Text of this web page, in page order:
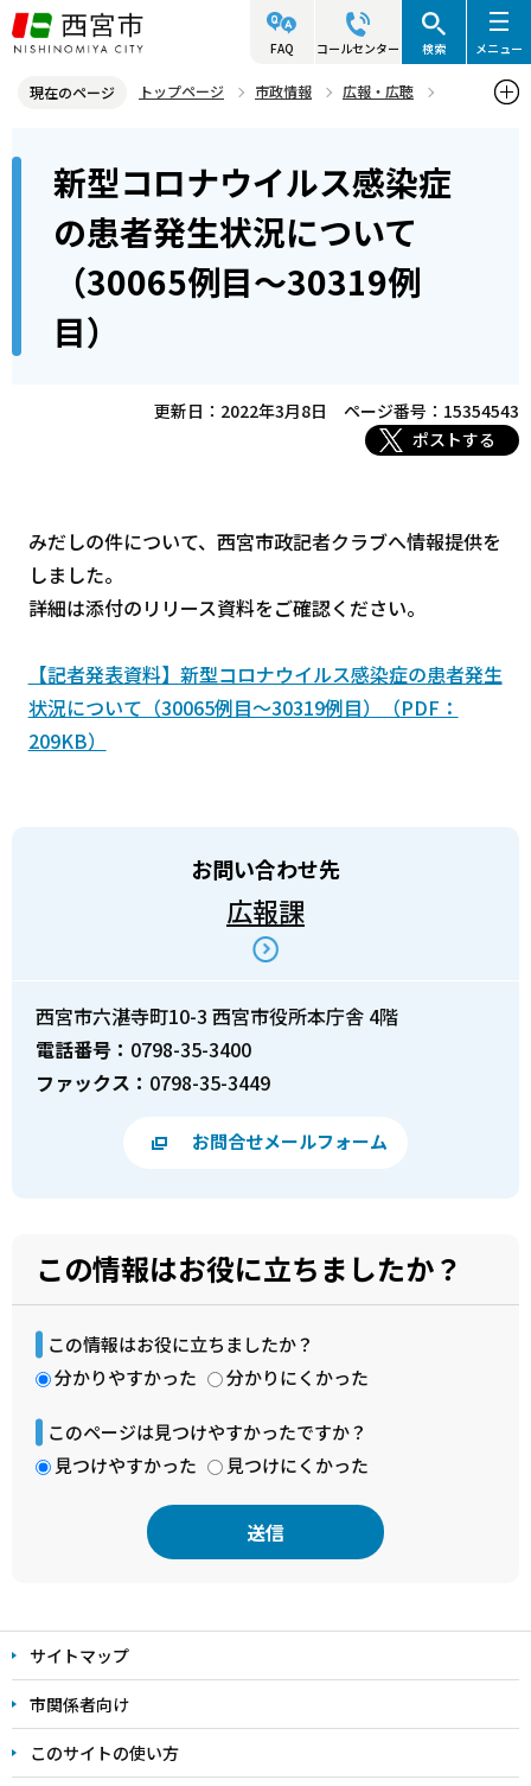
こ
の
ジ
FAQ コールセンター 検索 メニュー
現在のページ トップページ 市政情報
広報・広聴
新型コロナウイルス感染症の患者発生状況について（30065例目～3
0319例目）
新型コロナウイルス感染症
の患者発生状況について
（30065例目～30319例
目）
更新日：2022年3月8日
ページ番号：15354543
ポストする
みだしの件について、西宮市政記者クラブへ情報提供を
しました。
詳細は添付のリリース資料をご確認ください。
【記者発表資料】新型コロナウイルス感染症の患者発生
状況について（30065例目～30319例目）（PDF：
209KB）
お問い合わせ先
広報課
西宮市六湛寺町10-3 西宮市役所本庁舎 4階
電話番号： 0798-35-3400
ファックス： 0798-35-3449
お問合せメールフォーム
この情報はお役に立ちましたか？
この情報はお役に立ちましたか？
分かりやすかった
分かりにくかった
このページは見つけやすかったですか？
見つけやすかった
見つけにくかった
文
こ
こ
ま
で
サイトマップ
市関係者向け
このサイトの使い方